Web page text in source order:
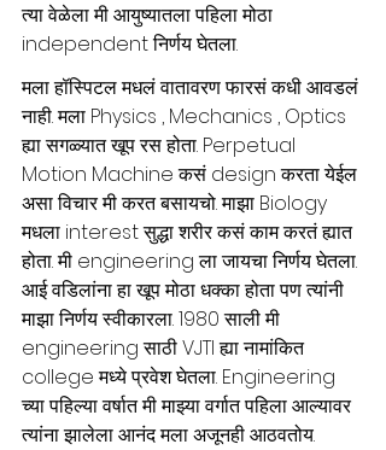
त्या वेळेला मी आयुष्यातला पहिला मोठा
independent निर्णय घेतला.
मला हॉस्पिटल मधलं वातावरण फारसं कधी आवडलं
नाही. मला Physics , Mechanics , Optics
ह्या सगळ्यात खूप रस होता. Perpetual
Motion Machine कसं design करता येईल
असा विचार मी करत बसायचो. माझा Biology
मधला interest सुद्धा शरीर कसं काम करतं ह्यात
होता. मी engineering ला जायचा निर्णय घेतला.
आई वडिलांना हा खूप मोठा धक्का होता पण त्यांनी
माझा निर्णय स्वीकारला. 1980 साली मी
engineering साठी VJTI ह्या नामांकित
college मध्ये प्रवेश घेतला. Engineering
च्या पहिल्या वर्षात मी माझ्या वर्गात पहिला आल्यावर
त्यांना झालेला आनंद मला अजूनही आठवतोय.